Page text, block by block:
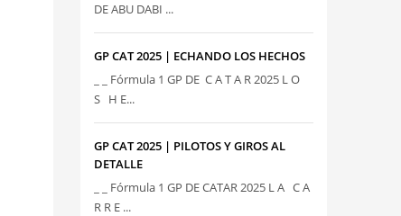
DE ABU DABI ...
GP CAT 2025 | ECHANDO LOS HECHOS
_ _ Fórmula 1 GP DE C A T A R 2025 L O
S H E...
GP CAT 2025 | PILOTOS Y GIROS AL
DETALLE
_ _ Fórmula 1 GP DE CATAR 2025 L A C A
R R E ...